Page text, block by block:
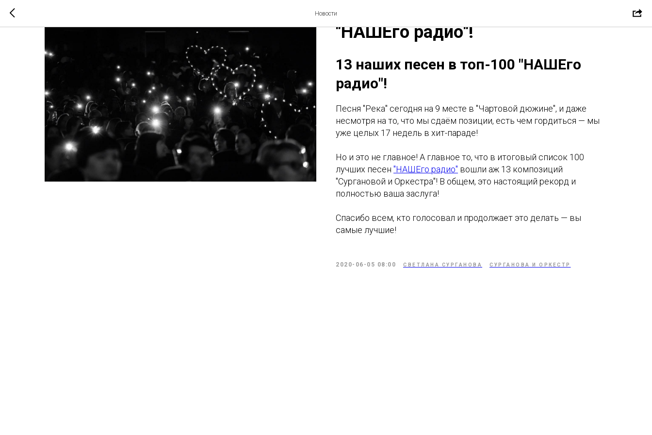
Новости13 наших песен в топ-100
"НАШЕго радио"!
13 наших песен в топ-100 "НАШЕго
радио"!
Песня "Река" сегодня на 9 месте в "Чартовой дюжине", и даже
несмотря на то, что мы сдаём позиции, есть чем гордиться — мы
уже целых 17 недель в хит-параде!
Но и это не главное! А главное то, что в итоговый список 100
лучших песен "НАШЕго радио" вошли аж 13 композиций
"Сургановой и Оркестра"! В общем, это настоящий рекорд и
полностью ваша заслуга!
Спасибо всем, кто голосовал и продолжает это делать — вы
самые лучшие!
2020-06-05 08:00 СВЕТЛАНА СУРГАНОВА СУРГАНОВА И ОРКЕСТР